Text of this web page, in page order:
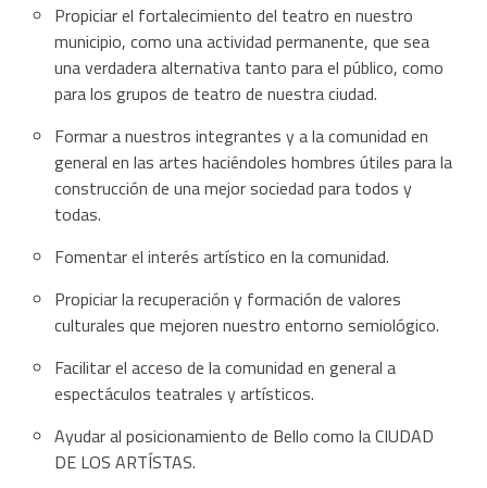
Propiciar el fortalecimiento del teatro en nuestro
municipio, como una actividad permanente, que sea
una verdadera alternativa tanto para el público, como
para los grupos de teatro de nuestra ciudad.
Formar a nuestros integrantes y a la comunidad en
general en las artes haciéndoles hombres útiles para la
construcción de una mejor sociedad para todos y
todas.
Fomentar el interés artístico en la comunidad.
Propiciar la recuperación y formación de valores
culturales que mejoren nuestro entorno semiológico.
Facilitar el acceso de la comunidad en general a
espectáculos teatrales y artísticos.
Ayudar al posicionamiento de Bello como la CIUDAD
DE LOS ARTÍSTAS.